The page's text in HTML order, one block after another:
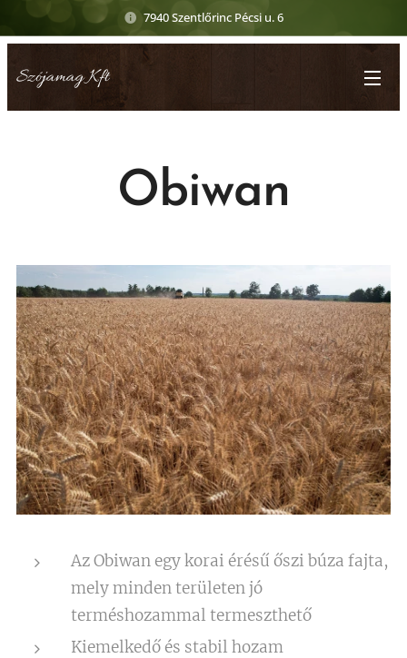
7940 Szentlőrinc Pécsi u. 6
Szójamag Kft
Obiwan
Az Obiwan egy korai érésű őszi búza fajta,
mely minden területen jó
terméshozammal termeszthető
Kiemelkedő és stabil hozam